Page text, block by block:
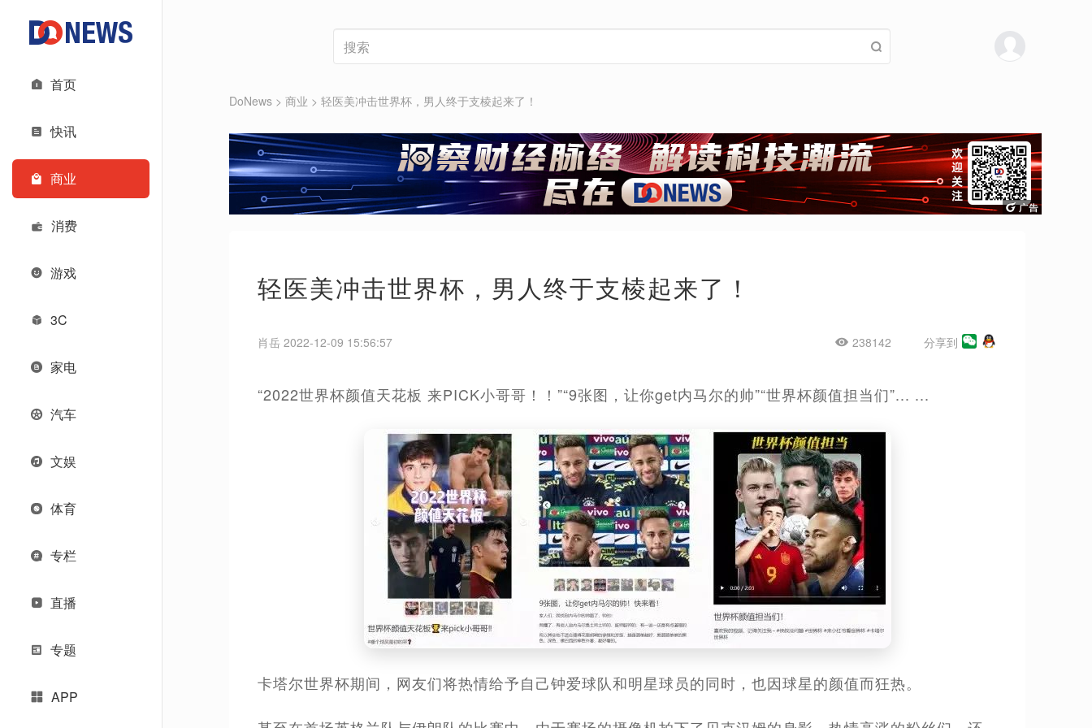
首页
快讯
商业
消费
游戏
3C
家电
汽车
文娱
体育
专栏
直播
专题
APP
DoNews > 商业 > 轻医美冲击世界杯，男人终于支棱起来了！
轻医美冲击世界杯，男人终于支棱起来了！
肖岳 2022-12-09 15:56:57 238142 分享到
“2022世界杯颜值天花板 来PICK小哥哥！！”“9张图，让你get内马尔的帅”“世界杯颜值担当们”... ...
卡塔尔世界杯期间，网友们将热情给予自己钟爱球队和明星球员的同时，也因球星的颜值而狂热。